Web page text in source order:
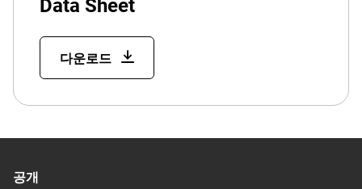
Data Sheet
다운로드
공개